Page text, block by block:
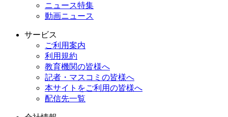
ニュース特集
動画ニュース
サービス
ご利用案内
利用規約
教育機関の皆様へ
記者・マスコミの皆様へ
本サイトをご利用の皆様へ
配信先一覧